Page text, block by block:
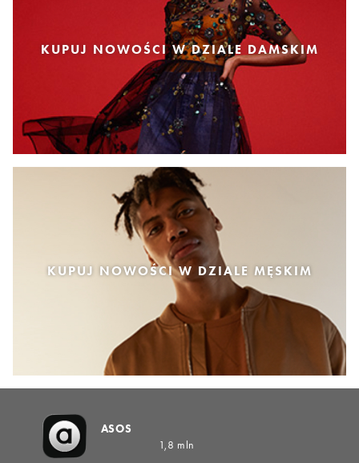
KUPUJ NOWOŚCI W DZIALE DAMSKIM
KUPUJ NOWOŚCI W DZIALE MĘSKIM
ASOS
1,8 mln